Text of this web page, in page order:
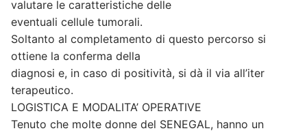
valutare le caratteristiche delle
eventuali cellule tumorali.
Soltanto al completamento di questo percorso si
ottiene la conferma della
diagnosi e, in caso di positività, si dà il via all’iter
terapeutico.
LOGISTICA E MODALITA’ OPERATIVE
Tenuto che molte donne del SENEGAL, hanno un